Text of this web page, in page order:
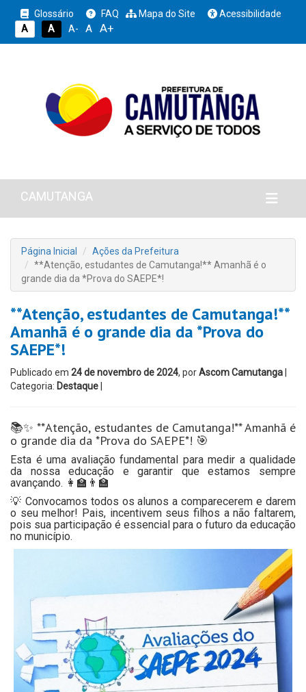
Glossário FAQ Mapa do Site
Acessibilidade
A
A A- A A+
CAMUTANGA
Página Inicial
Ações da Prefeitura
**Atenção, estudantes de Camutanga!** Amanhã é o
grande dia da *Prova do SAEPE*!
**Atenção, estudantes de Camutanga!**
Amanhã é o grande dia da *Prova do
SAEPE*!
Publicado em 24 de novembro de 2024, porAscom Camutanga
Categoria: Destaque
📚✨ **Atenção, estudantes de Camutanga!** Amanhã é
o grande dia da *Prova do SAEPE*! 🎯
Esta é uma avaliação fundamental para medir a qualidade
da nossa educação e garantir que estamos sempre
avançando. 👩‍🏫👨‍🏫
💡 Convocamos todos os alunos a comparecerem e darem
o seu melhor! Pais, incentivem seus filhos a não faltarem,
pois sua participação é essencial para o futuro da educação
no município.